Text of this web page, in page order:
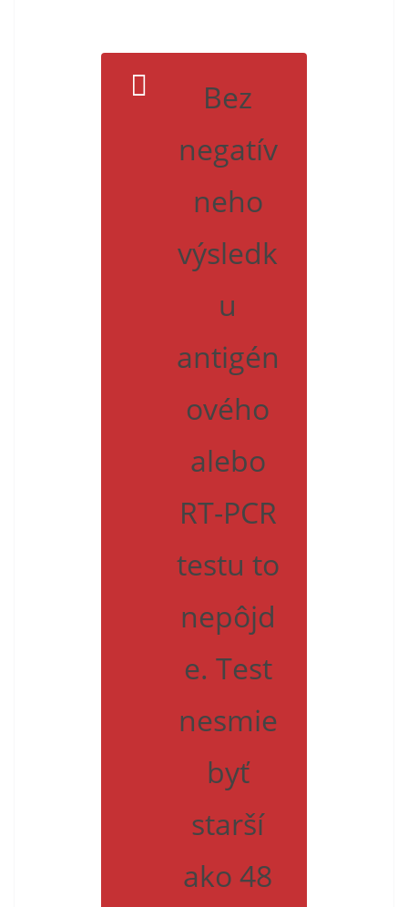
Bez
negatív
neho
výsledk
u
antigén
ového
alebo
RT-PCR
testu to
nepôjd
e. Test
nesmie
byť
starší
ako 48